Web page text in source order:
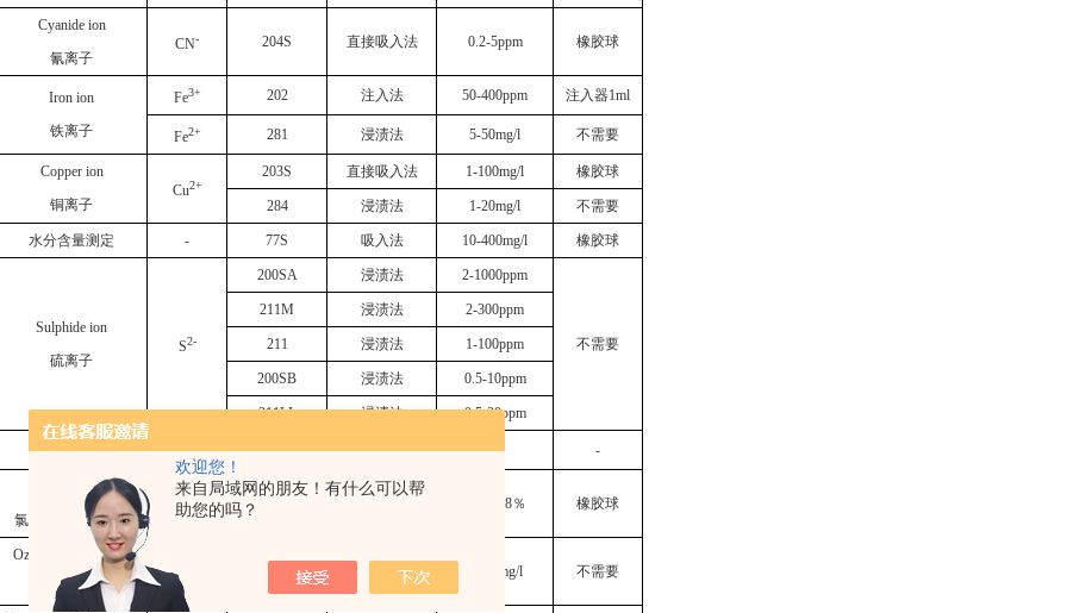
欢迎您！
来自局域网的朋友！有什么可以帮
助您的吗？
Cyanide ion
氰离子
CN- 204S 直接吸入法 0.2-5ppm 橡胶球
Iron ion
铁离子
Fe3+ 202 注入法 50-400ppm 注入器1ml
Fe2+ 281 浸渍法 5-50mg/l 不需要
Copper ion
铜离子
Cu2+
203S 直接吸入法 1-100mg/l 橡胶球
284 浸渍法 1-20mg/l 不需要
水分含量测定 - 77S 吸入法 10-400mg/l 橡胶球
Sulphide ion
硫离子
S2-
200SA 浸渍法 2-1000ppm
不需要
211M 浸渍法 2-300ppm
211 浸渍法 1-100ppm
200SB 浸渍法 0.5-10ppm
211LL 浸渍法 0.5-20ppm
氟离子 F 27 定性 － -
Salinity
氯化钠（盐浓度）
NaCl 0.01-0.8％ 橡胶球
Ozone in Solution
臭氧
浸渍法 1-10 mg/l 不需要